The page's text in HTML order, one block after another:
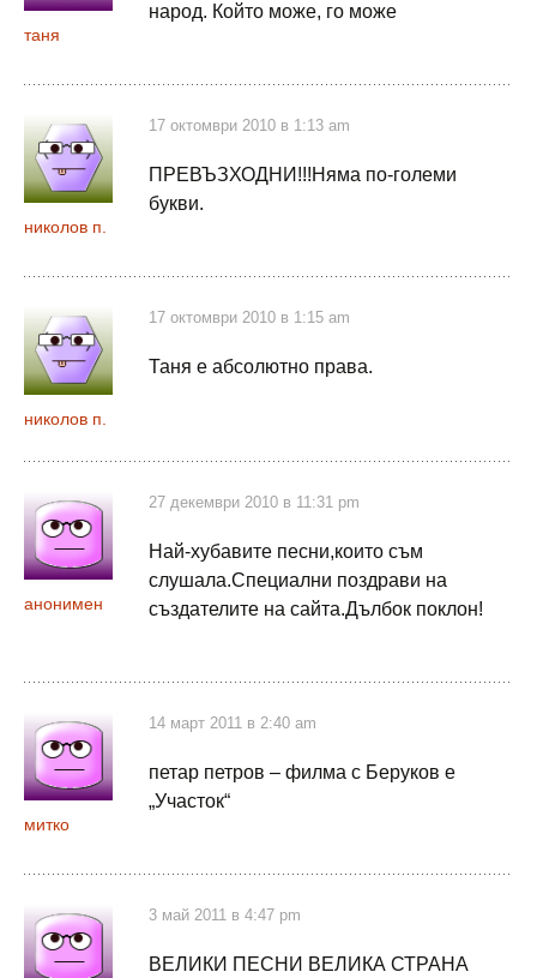
таня
народ. Който може, го може
николов п.
17 октомври 2010 в 1:13 am
ПРЕВЪЗХОДНИ!!!Няма по-големи
букви.
николов п.
17 октомври 2010 в 1:15 am
Таня е абсолютно права.
анонимен
27 декември 2010 в 11:31 pm
Най-хубавите песни,които съм
слушала.Специални поздрави на
създателите на сайта.Дълбок поклон!
митко
14 март 2011 в 2:40 am
петар петров – филма с Беруков е
„Участок“
3 май 2011 в 4:47 pm
ВЕЛИКИ ПЕСНИ ВЕЛИКА СТРАНА